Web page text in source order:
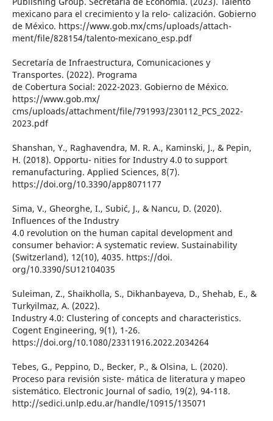
mexicano para el crecimiento y la relo- calización. Gobierno
de México. https://www.gob.mx/cms/uploads/attach-
ment/file/828154/talento-mexicano_esp.pdf
Secretaría de Infraestructura, Comunicaciones y
Transportes. (2022). Programa
de Cobertura Social: 2022-2023. Gobierno de México.
https://www.gob.mx/
cms/uploads/attachment/file/791993/230112_PCS_2022-
2023.pdf
Shanshan, Y., Raghavendra, M. R. A., Kaminski, J., & Pepin,
H. (2018). Opportu- nities for Industry 4.0 to support
remanufacturing. Applied Sciences, 8(7).
https://doi.org/10.3390/app8071177
Sima, V., Gheorghe, I., Subić, J., & Nancu, D. (2020).
Influences of the Industry
4.0 revolution on the human capital development and
consumer behavior: A systematic review. Sustainability
(Switzerland), 12(10), 4035. https://doi.
org/10.3390/SU12104035
Suleiman, Z., Shaikholla, S., Dikhanbayeva, D., Shehab, E., &
Turkyilmaz, A. (2022).
Industry 4.0: Clustering of concepts and characteristics.
Cogent Engineering, 9(1), 1-26.
https://doi.org/10.1080/23311916.2022.2034264
Tebes, G., Peppino, D., Becker, P., & Olsina, L. (2020).
Proceso para revisión siste- mática de literatura y mapeo
sistemático. Electronic Journal of sadio, 19(2), 94-118.
http://sedici.unlp.edu.ar/handle/10915/135071